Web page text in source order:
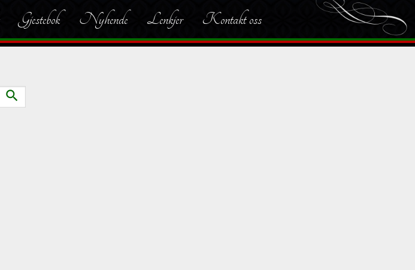
Gjestebok Nyhende Lenkjer Kontakt oss
search